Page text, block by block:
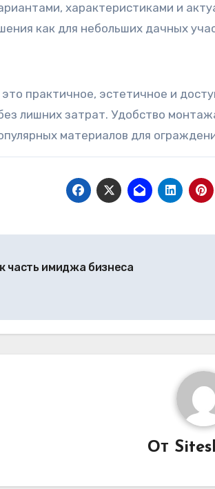
характеристиками и
как для небольших дачных
практичное, эстетичное и
лишних затрат. Удобство
материалов для
часть имиджа бизнеса
От